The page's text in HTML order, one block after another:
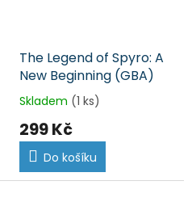
The Legend of Spyro: A
New Beginning (GBA)
Skladem (1 ks)
299 Kč
Do košíku